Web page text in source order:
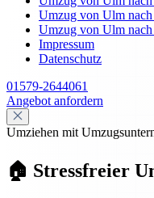
Umzug von Ulm
Umzug von Ulm nach
Impressum
Datenschutz
01579-2644061
Angebot anfordern
Umziehen mit
🏠 Stressfreier